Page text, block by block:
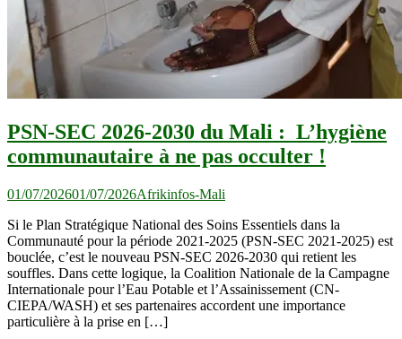
PSN-SEC 2026-2030 du Mali : L’hygiène
communautaire à ne pas occulter !
01/07/202601/07/2026Afrikinfos-Mali
Si le Plan Stratégique National des Soins Essentiels dans la
Communauté pour la période 2021-2025 (PSN-SEC 2021-2025) est
bouclée, c’est le nouveau PSN-SEC 2026-2030 qui retient les
souffles. Dans cette logique, la Coalition Nationale de la Campagne
Internationale pour l’Eau Potable et l’Assainissement (CN-
CIEPA/WASH) et ses partenaires accordent une importance
particulière à la prise en […]